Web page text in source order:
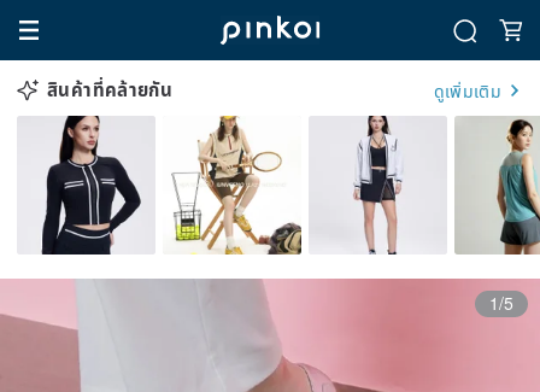
สินค้าที่คล้ายกัน ดูเพิ่มเติม
1/5